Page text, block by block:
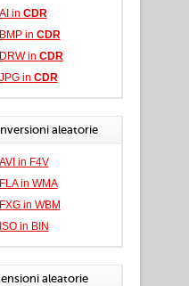
AI in CDR
BMP in CDR
DRW in CDR
JPG in CDR
aleatorie
AVI in F4V
FLA in WMA
FXG in WBM
ISO in BIN
aleatorie